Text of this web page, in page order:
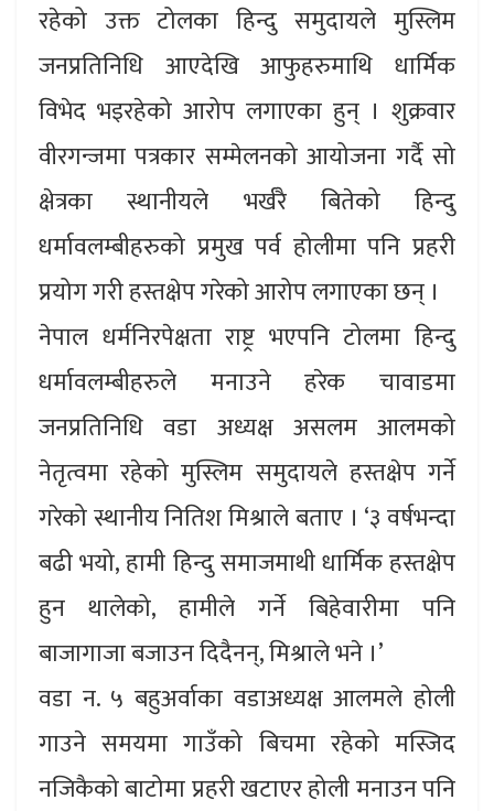
रहेको उक्त टोलका हिन्दु समुदायले मुस्लिम
जनप्रतिनिधि आएदेखि आफुहरुमाथि धार्मिक
विभेद भइरहेको आरोप लगाएका हुन् । शुक्रवार
वीरगन्जमा पत्रकार सम्मेलनको आयोजना गर्दै सो
क्षेत्रका स्थानीयले भर्खरै बितेको हिन्दु
धर्मावलम्बीहरुको प्रमुख पर्व होलीमा पनि प्रहरी
प्रयोग गरी हस्तक्षेप गरेको आरोप लगाएका छन् ।
नेपाल धर्मनिरपेक्षता राष्ट्र भएपनि टोलमा हिन्दु
धर्मावलम्बीहरुले मनाउने हरेक चावाडमा
जनप्रतिनिधि वडा अध्यक्ष असलम आलमको
नेतृत्वमा रहेको मुस्लिम समुदायले हस्तक्षेप गर्ने
गरेको स्थानीय नितिश मिश्राले बताए । ‘३ वर्षभन्दा
बढी भयो, हामी हिन्दु समाजमाथी धार्मिक हस्तक्षेप
हुन थालेको, हामीले गर्ने बिहेवारीमा पनि
बाजागाजा बजाउन दिदैनन्, मिश्राले भने ।’
वडा न. ५ बहुअर्वाका वडाअध्यक्ष आलमले होली
गाउने समयमा गाउँको बिचमा रहेको मस्जिद
नजिकैको बाटोमा प्रहरी खटाएर होली मनाउन पनि